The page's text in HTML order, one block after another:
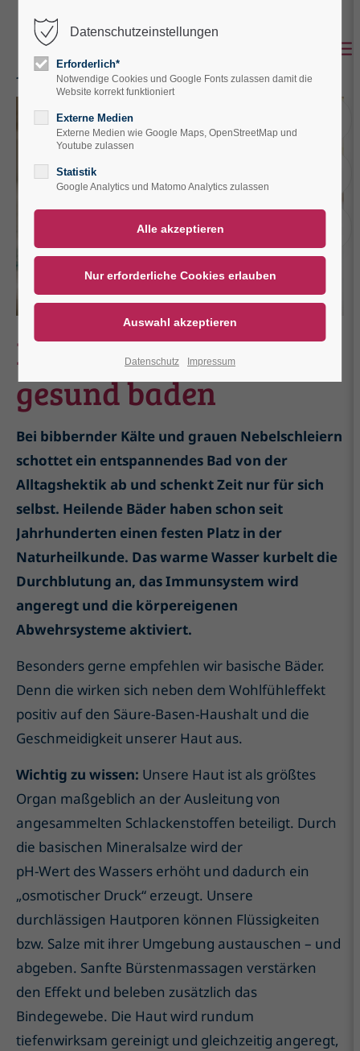
Der Eintrag "offcanvas-col1" existiert leider
nicht.
Der Eintrag "offcanvas-col2" existiert leider
nicht.
Der Eintrag "offcanvas-col3" existiert leider
nicht.
Der Eintrag "offcanvas-col4" existiert leider
Eintauchen und
gesund baden
Bei bibbernder Kälte und grauen Nebelschleiern
schottet ein entspannendes Bad von der
Alltagshektik ab und schenkt Zeit nur für sich
selbst. Heilende Bäder haben schon seit
Jahrhunderten einen festen Platz in der
Naturheilkunde. Das warme Wasser kurbelt die
Durchblutung an, das Immunsystem wird
angeregt und die körpereigenen
Abwehrsysteme aktiviert.
Besonders gerne empfehlen wir basische Bäder.
Denn die wirken sich neben dem Wohlfühleffekt
positiv auf den Säure-Basen-Haushalt und die
Geschmeidigkeit unserer Haut aus.
Wichtig zu wissen: Unsere Haut ist als größtes
Organ maßgeblich an der Ausleitung von
angesammelten Schlackenstoffen beteiligt. Durch
die basischen Mineralsalze wird der
pH-Wert des Wassers erhöht und dadurch ein
„osmotischer Druck“ erzeugt. Unsere
durchlässigen Hautporen können Flüssigkeiten
bzw. Salze mit ihrer Umgebung austauschen – und
abgeben. Sanfte Bürstenmassagen verstärken
den Effekt und beleben zusätzlich das
Bindegewebe. Die Haut wird rundum
tiefenwirksam gereinigt und gleichzeitig angeregt,
Datenschutzeinstellungen
Erforderlich*
Notwendige Cookies und Google Fonts zulassen damit die
Website korrekt funktioniert
Externe Medien
Externe Medien wie Google Maps, OpenStreetMap und
Youtube zulassen
Statistik
Google Analytics und Matomo Analytics zulassen
Datenschutz Impressum